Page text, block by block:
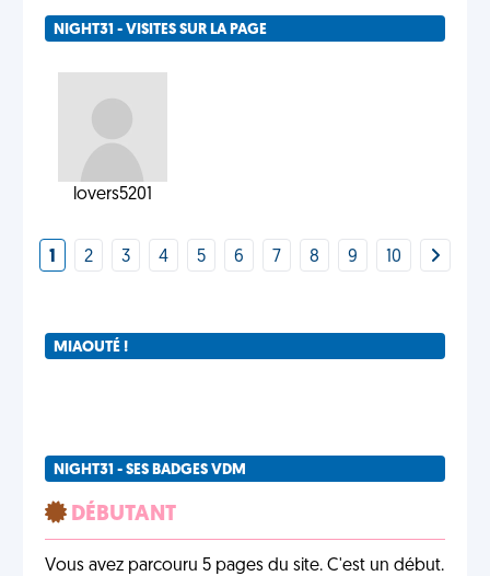
NIGHT31 - VISITES SUR LA PAGE
lovers5201
1 2 3 4 5 6 7 8 9 10
MIAOUTÉ !
NIGHT31 - SES BADGES VDM
DÉBUTANT
Vous avez parcouru 5 pages du site. C'est un début.